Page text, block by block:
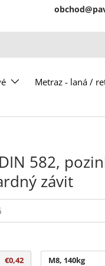
Metraz - laná /
582,
závit
€0,42 M8, 140kg